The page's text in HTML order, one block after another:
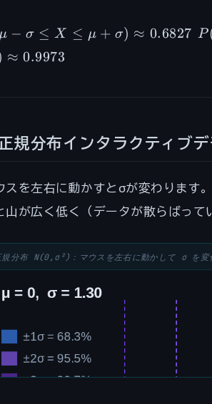
μ − σ ≤ X ≤ μ + σ) ≈ 0.6827 P
≈ 0.9973
規分布インタラクティブデ
スを左右に動かすとσが変わります
山が広く低く（データが散らばって
規分布 N(0,σ²)：マウスを左右に動かして σ を